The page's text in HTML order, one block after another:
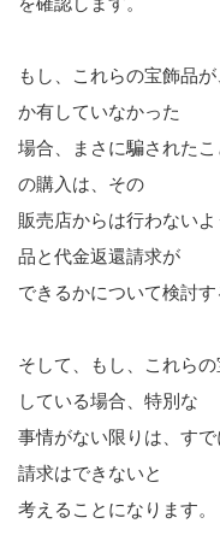
もし、これらの宝飾品
か有していなかった
場合、まさに騙された
の購入は、その
販売店からは行わない
品と代金返還請求が
できるかについて検討す
そして、もし、これら
している場合、特別な
事情がない限りは、す
請求はできないと
考えることになります。
川村 圭輔
河野 真一郎
事務所案内